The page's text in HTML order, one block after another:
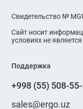
Свидетельство №
Сайт носит
условиях не
Поддержка
+998 (55) 508-
sales@ergo.uz